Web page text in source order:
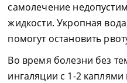
самолечение
жидкости. Укропная
помогут остановить
Во время болезни без
ингаляции с 1-2